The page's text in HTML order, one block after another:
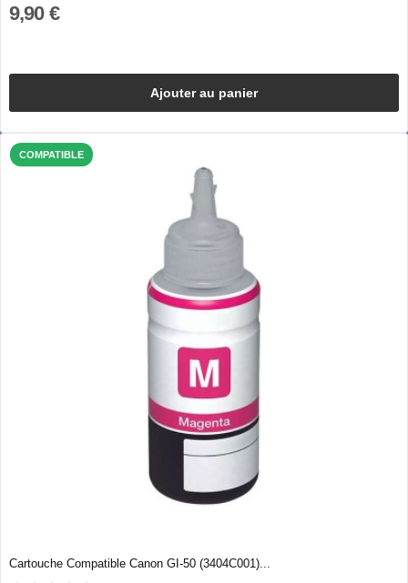
9,90 €
Ajouter au panier
COMPATIBLE
Cartouche Compatible Canon GI-50 (3404C001)...